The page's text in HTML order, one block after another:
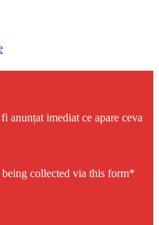
anunțat imediat ce apare ceva
collected via this form*